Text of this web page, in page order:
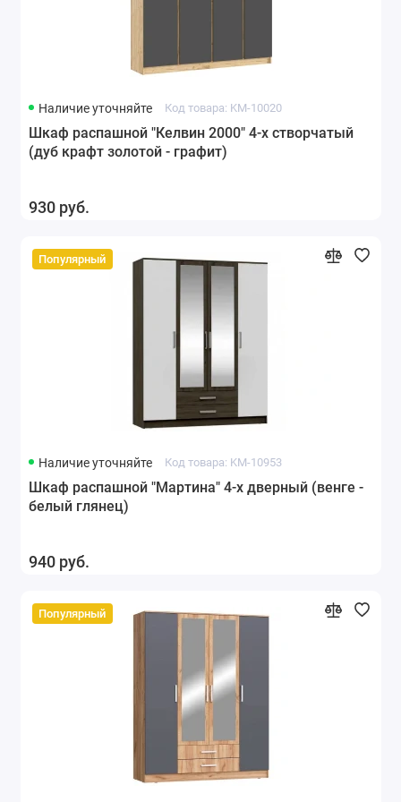
Наличие уточняйте Код товара: KM-10020
Шкаф распашной "Келвин 2000" 4-х створчатый
(дуб крафт золотой - графит)
930 руб.
Популярный
Наличие уточняйте Код товара: KM-10953
Шкаф распашной "Мартина" 4-х дверный (венге -
белый глянец)
940 руб.
Популярный